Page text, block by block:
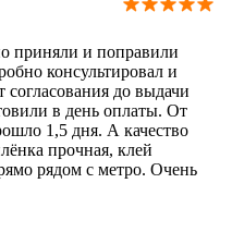
приняли и поправили
консультировал и
до выдачи
в день оплаты. От
1,5 дня. А качество
прочная, клей
рядом с метро. Очень